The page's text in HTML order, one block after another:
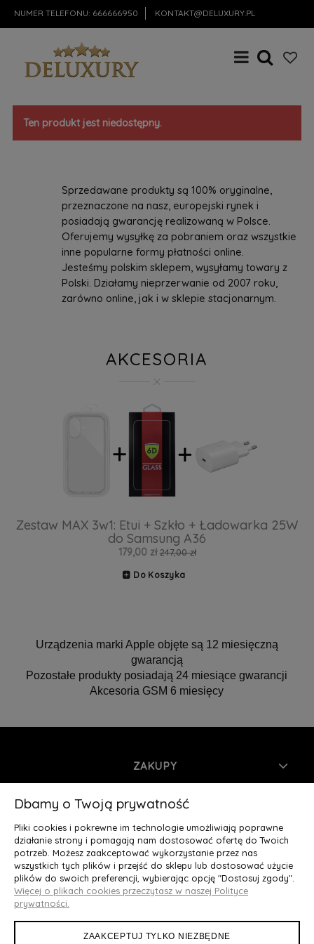
NUMER TELEFONU: 666666950 KONTAKT@DELUXURY.PL
Ten produkt jest niedostępny.
Sprzedawane produkty są 100% oryginalne,
przeznaczone na nasz, europejski rynek i
posiadają gwarancję realizowaną w Polsce.
Oferujemy wysyłkę za pobraniem oraz wszystkie
inne popularne formy płatności online.
Jesteśmy polskim sklepem, wysyłamy towary z
Polski. Działamy nieprzerwanie od 2007 roku,
zarówno online, jak i w sklepie stacjonarnym.
AKCESORIA
Zestaw MAX 3w1: Etui + Szkło + Ładowarka 25W
do Samsung A36
179,00 zł 247,00 zł
Do Koszyka
Urządzenia marki Apple objęte są 12 miesięczną
gwarancją
Pozostałe produkty posiadają 24 miesiące gwarancji
Akcesoria GSM 6 miesięcy
ZAKUPY
INFORMACJE
MOJE KONTO
O NAS
Deluxury.pl
Dbamy o Twoją prywatność
Pliki cookies i pokrewne im technologie umożliwiają poprawne
działanie strony i pomagają nam dostosować ofertę do Twoich
potrzeb. Możesz zaakceptować wykorzystanie przez nas
wszystkich tych plików i przejść do sklepu lub dostosować użycie
plików do swoich preferencji, wybierając opcję "Dostosuj zgody".
Więcej o plikach cookies przeczytasz w naszej Polityce
prywatności.
ZAAKCEPTUJ TYLKO NIEZBĘDNE